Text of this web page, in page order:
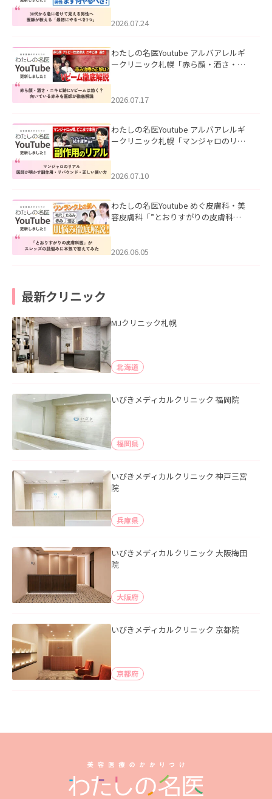
た。
2026.07.24
わたしの名医Youtube アルバアレルギ
ークリニック札幌「赤ら顔・酒さ・ニ
した。
2026.07.17
わたしの名医Youtube アルバアレルギ
ークリニック札幌「マンジャロのリア
た。
2026.07.10
わたしの名医Youtube めぐ皮膚科・美
容皮膚科「”とおりすがりの皮膚科
2026.06.05
最新クリニック
MJクリニック札幌
北海道
いびきメディカルクリニック 福岡院
福岡県
いびきメディカルクリニック 神戸三宮
院
兵庫県
いびきメディカルクリニック 大阪梅田
院
大阪府
いびきメディカルクリニック 京都院
京都府